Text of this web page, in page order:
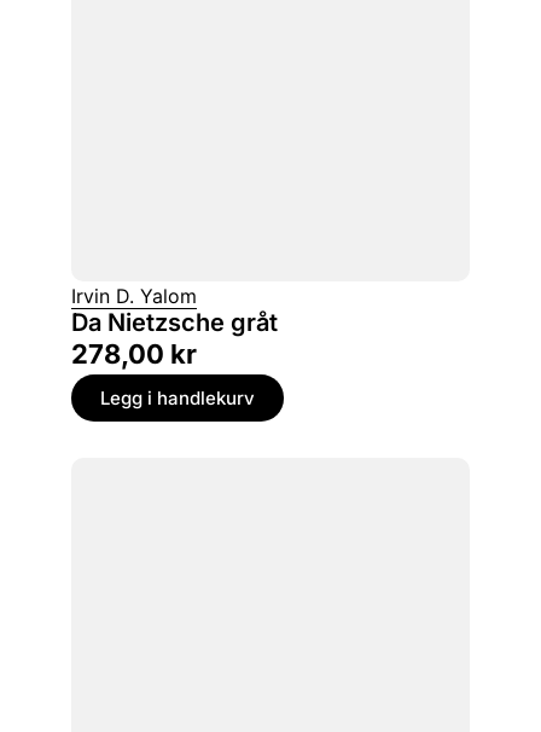
Irvin D. Yalom
Da Nietzsche gråt
278,00 kr
Legg i handlekurv